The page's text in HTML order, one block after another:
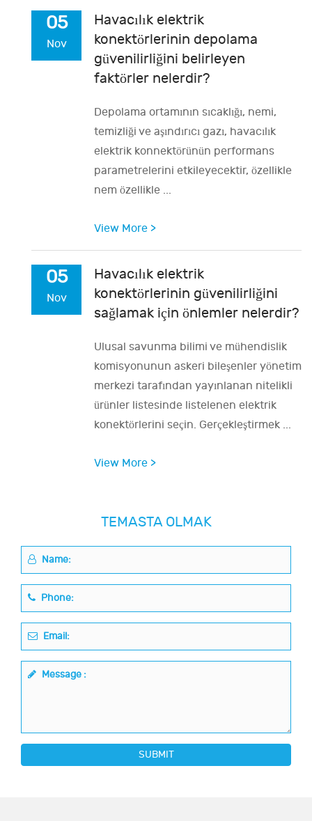
05
Nov
Havacılık elektrik
konektörlerinin depolama
güvenilirliğini belirleyen
faktörler nelerdir?
Depolama ortamının sıcaklığı, nemi,
temizliği ve aşındırıcı gazı, havacılık
elektrik konnektörünün performans
parametrelerini etkileyecektir, özellikle
nem özellikle ...
View More >
05
Nov
Havacılık elektrik
konektörlerinin güvenilirliğini
sağlamak için önlemler nelerdir?
Ulusal savunma bilimi ve mühendislik
komisyonunun askeri bileşenler yönetim
merkezi tarafından yayınlanan nitelikli
ürünler listesinde listelenen elektrik
konektörlerini seçin. Gerçekleştirmek ...
View More >
TEMASTA OLMAK
Name:
Phone:
Email:
Message :
SUBMIT